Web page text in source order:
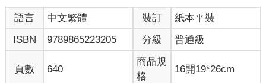
語言 中文繁體 裝訂
紙本平裝
ISBN
9789865223205 分級 普通級
頁數 640
商品規
格
16開19*26cm